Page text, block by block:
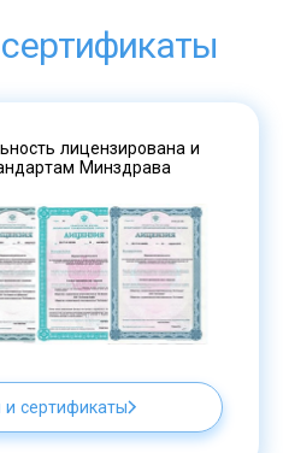
лицензирована и
Минздрава
и сертификаты